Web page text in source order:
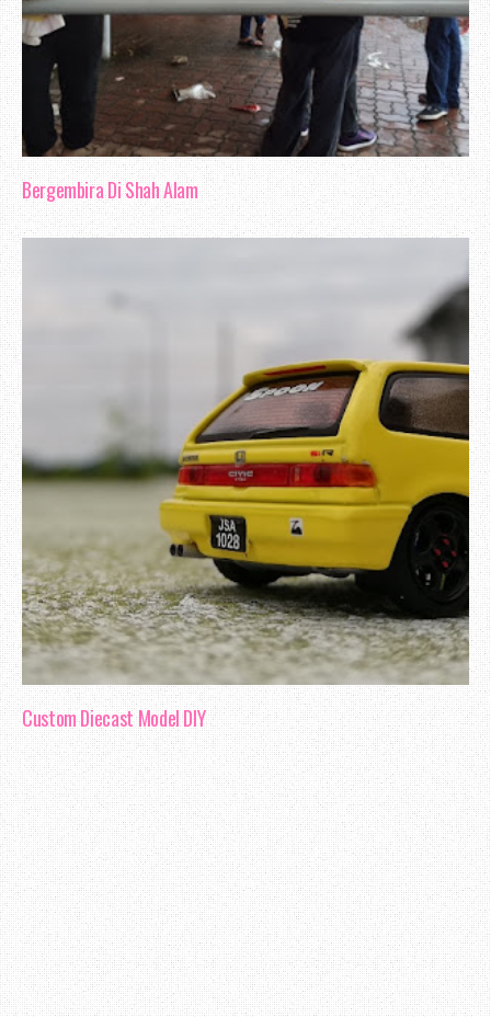
Bersama Author Locke
Berlaku perebutan hak penjagaan
Aminah dan ibu bap kandungnya.
penjagaan yang telah menyebabkan
Akhirnya pihak mahkamah memutuskan
kandungnya. Persoalan timbul di akhir
saat Natrah menghembuskan nafas
ketahui samada dia masih dalam Islam
Aku tak dapat mengulas lanjut mengenai
kerana aku pun tak tahu sangat kisah
lebih pemahaman, aku perlu melakukan
jelas, bagi aku yang kali pertama
persembahan Natrah amat mengujakan.
Terima Kasih ~ Datang Lagi
Bergembira Di Shah Alam
Custom Diecast Model DIY